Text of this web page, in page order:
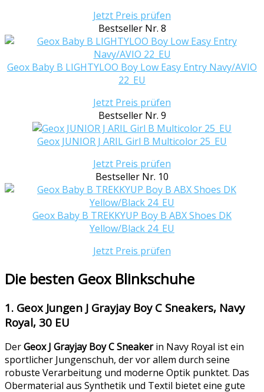
Jetzt Preis prüfen
Bestseller Nr. 8
Geox Baby B LIGHTYLOO Boy Low Easy Entry Navy/AVIO
22_EU
Jetzt Preis prüfen
Bestseller Nr. 9
Geox JUNIOR J ARIL Girl B Multicolor 25_EU
Jetzt Preis prüfen
Bestseller Nr. 10
Geox Baby B TREKKYUP Boy B ABX Shoes DK
Yellow/Black 24_EU
Jetzt Preis prüfen
Die besten Geox Blinkschuhe
1. Geox Jungen J Grayjay Boy C Sneakers, Navy
Royal, 30 EU
DerGeox J Grayjay Boy C Sneakerin Navy Royal ist ein
sportlicher Jungenschuh, der vor allem durch seine
robuste Verarbeitung und moderne Optik punktet. Das
Obermaterial aus Synthetik und Textil bietet eine gute